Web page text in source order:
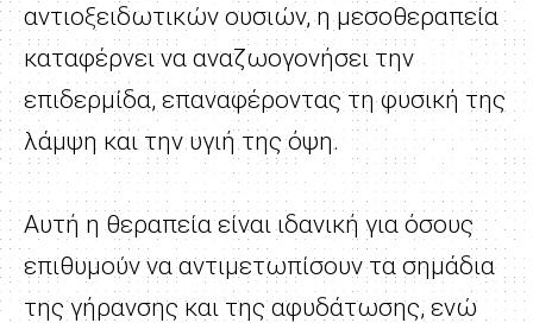
αντιοξειδωτικών ουσιών, η μεσοθεραπεία
καταφέρνει να αναζωογονήσει την
επιδερμίδα, επαναφέροντας τη φυσική της
λάμψη και την υγιή της όψη.
Αυτή η θεραπεία είναι ιδανική για όσους
επιθυμούν να αντιμετωπίσουν τα σημάδια
της γήρανσης και της αφυδάτωσης, ενώ